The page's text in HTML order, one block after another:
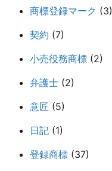
商標登録マーク (3)
契約 (7)
小売役務商標 (2)
弁護士 (2)
意匠 (5)
日記 (1)
登録商標 (37)